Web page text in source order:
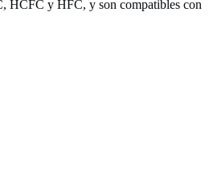
HCFC y HFC, y son compatibles con